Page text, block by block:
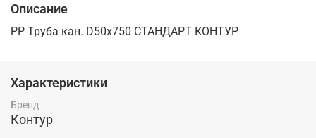
Описание
PP Труба кан. D50х750 СТАНДАРТ КОНТУР
Характеристики
Бренд
Контур